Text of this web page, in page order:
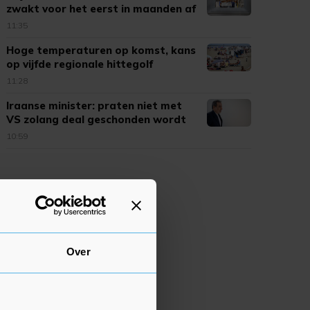
Over
zwakt voor het eerst in maanden af
11:35
Hoge temperaturen op komst, kans
op vijfde regionale hittegolf
11:28
Iraanse minister: praten niet met
VS zolang deal geschonden wordt
10:59